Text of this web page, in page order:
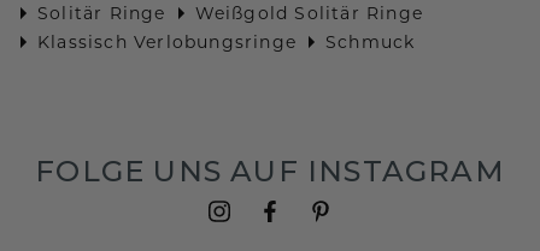
Solitär Ringe
Weißgold Solitär Ringe
Klassisch Verlobungsringe
Schmuck
FOLGE UNS AUF INSTAGRAM